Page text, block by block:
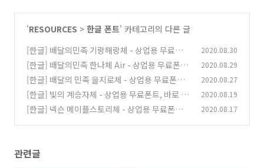
'RESOURCES > 한글 폰트' 카테고리의 다른 글
[한글] 배달의민족 기랑해랑체 - 상업용 무료폰
트, 바로 다운로드 ⬇︎
(0)
2020.08.30
[한글] 배달의민족 한나체 Air - 상업용 무료폰트,
바로 다운로드 ⬇︎ (0)
2020.08.29
[한글] 배달의 민족 을지로체 - 상업용 무료폰트,
바로 다운로드 ⬇︎ (0)
2020.08.27
[한글] 빛의 계승자체 - 상업용 무료폰트, 바로 다
운로드 ⬇︎ (0)
2020.08.19
[한글] 넥슨 메이플스토리체 - 상업용 무료폰트,
2020.08.17
관련글